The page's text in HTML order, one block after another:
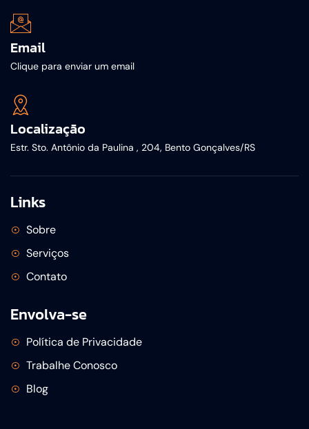
Email
Clique para enviar um email
Localização
Estr. Sto. Antônio da Paulina , 204, Bento Gonçalves/RS
Links
Sobre
Serviços
Contato
Envolva-se
Política de Privacidade
Trabalhe Conosco
Blog